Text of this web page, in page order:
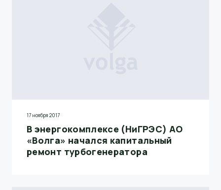
17 ноября 2017
В энергокомплексе (НиГРЭС) АО
«Волга» начался капитальный
ремонт турбогенератора